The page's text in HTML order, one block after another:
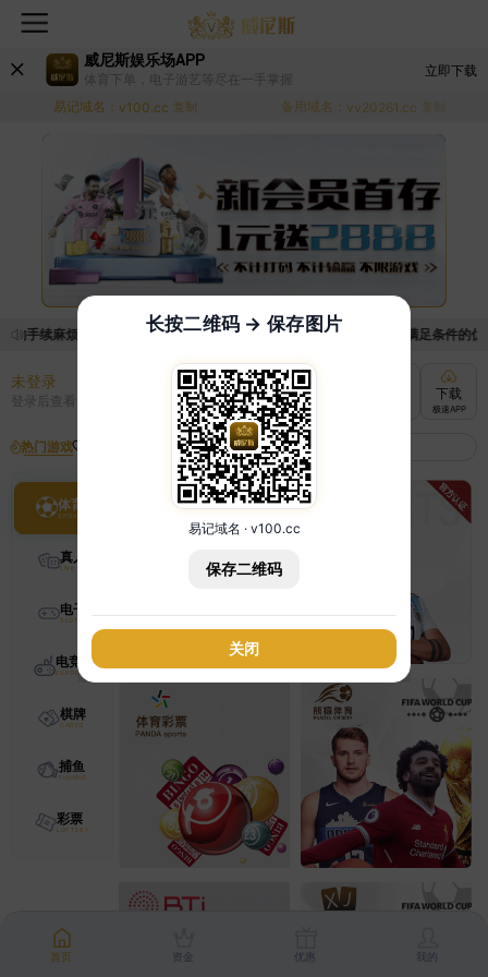
威尼斯娱乐场APP
体育下单，电子游艺等尽在一手掌握
立即下载
易记域名： v100.cc 复制 备用域名： vv20261.cc 复制
的手续麻烦，已新增优惠系统，现在可以前往【福利中心】界面领取满足条件的
未登录
登录后查看 充值
快速到账
下载
极速APP
热门游戏
体育
真人
电子
电竞
棋牌
捕鱼
彩票
首页 资金 优惠 我的
长按二维码 → 保存图片
易记域名 · v100.cc
保存二维码
关闭